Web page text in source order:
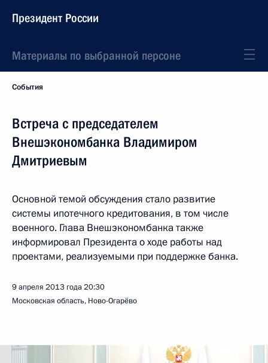
Президент России
Материалы по выбранной персоне
События
Встреча с председателем
Внешэкономбанка Владимиром
Дмитриевым
Основной темой обсуждения стало развитие
системы ипотечного кредитования, в том числе
военного. Глава Внешэкономбанка также
информировал Президента о ходе работы над
проектами, реализуемыми при поддержке банка.
9 апреля 2013 года20:30
Московская область, Ново-Огарёво